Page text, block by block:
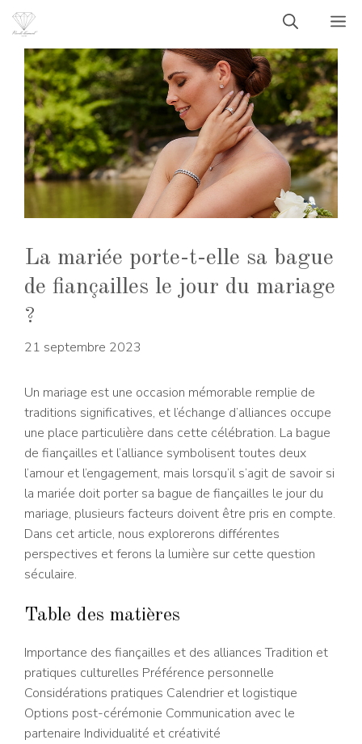
Aller
contenu
La mariée porte-t-elle sa bague
de fiançailles le jour du mariage
?
21 septembre 2023
Un mariage est une occasion mémorable remplie de
traditions significatives, et l’échange d’alliances occupe
une place particulière dans cette célébration. La bague
de fiançailles et l’alliance symbolisent toutes deux
l’amour et l’engagement, mais lorsqu’il s’agit de savoir si
la mariée doit porter sa bague de fiançailles le jour du
mariage, plusieurs facteurs doivent être pris en compte.
Dans cet article, nous explorerons différentes
perspectives et ferons la lumière sur cette question
séculaire.
Table des matières
Importance des fiançailles et des alliances Tradition et
pratiques culturelles Préférence personnelle
Considérations pratiques Calendrier et logistique
Options post-cérémonie Communication avec le
partenaire Individualité et créativité